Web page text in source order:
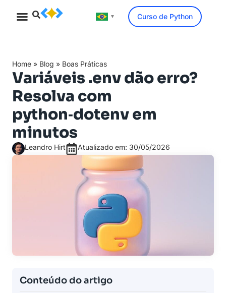
▼ Curso de Python
Home » Blog » Boas Práticas
Variáveis .env dão erro?
Resolva com
python‑dotenv em
minutos
Leandro Hirt Atualizado em: 30/05/2026
Conteúdo do artigo